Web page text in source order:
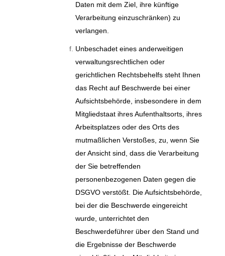
Daten mit dem Ziel, ihre künftige
Verarbeitung einzuschränken) zu
verlangen.
Unbeschadet eines anderweitigen
verwaltungsrechtlichen oder
gerichtlichen Rechtsbehelfs steht Ihnen
das Recht auf Beschwerde bei einer
Aufsichtsbehörde, insbesondere in dem
Mitgliedstaat ihres Aufenthaltsorts, ihres
Arbeitsplatzes oder des Orts des
mutmaßlichen Verstoßes, zu, wenn Sie
der Ansicht sind, dass die Verarbeitung
der Sie betreffenden
personenbezogenen Daten gegen die
DSGVO verstößt. Die Aufsichtsbehörde,
bei der die Beschwerde eingereicht
wurde, unterrichtet den
Beschwerdeführer über den Stand und
die Ergebnisse der Beschwerde